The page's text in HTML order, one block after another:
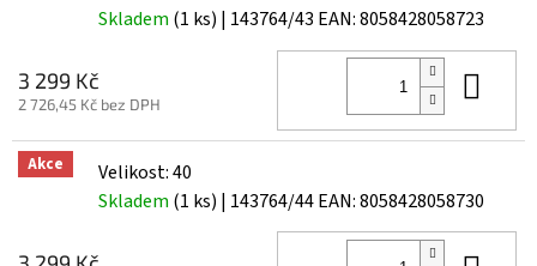
Skladem (1 ks) | 143764/43 EAN:8058428058723
3 299 Kč
2 726,45 Kč bez DPH
Akce
Velikost: 40
Skladem (1 ks) | 143764/44EAN:8058428058730